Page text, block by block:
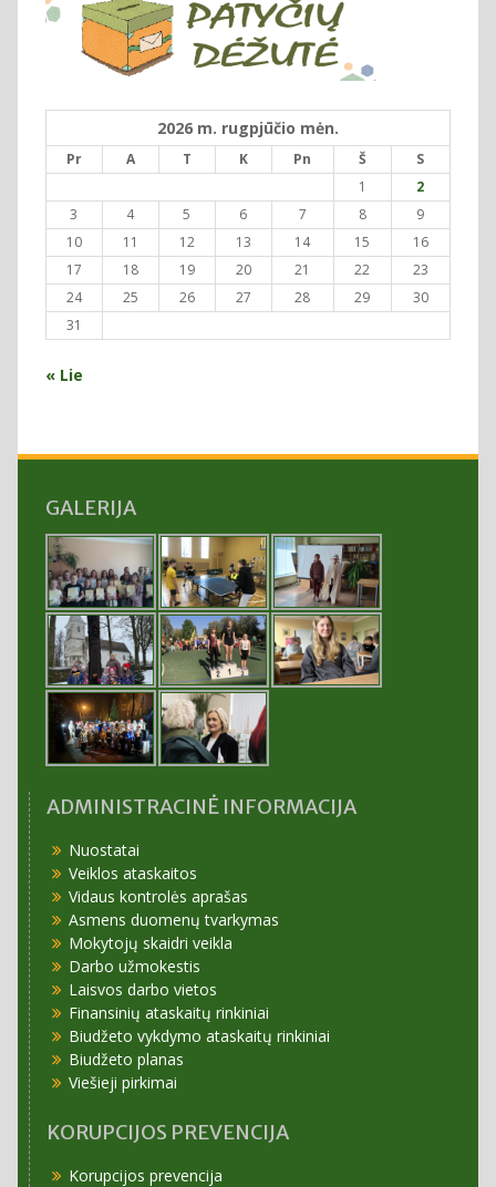
2026 m. rugpjūčio mėn.
Pr A T K Pn Š
S
1
2
3
4 5 6 7 8
9
10
11 12 13 14 15
16
17
18 19 20 21 22
23
24
25 26 27 28 29
30
31
« Lie
GALERIJA
ADMINISTRACINĖ INFORMACIJA
Nuostatai
Veiklos ataskaitos
Vidaus kontrolės aprašas
Asmens duomenų tvarkymas
Mokytojų skaidri veikla
Darbo užmokestis
Laisvos darbo vietos
Finansinių ataskaitų rinkiniai
Biudžeto vykdymo ataskaitų rinkiniai
Biudžeto planas
Viešieji pirkimai
KORUPCIJOS PREVENCIJA
Korupcijos prevencija